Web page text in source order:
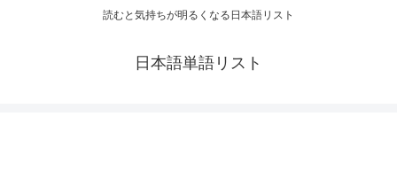
読むと気持ちが明るくなる日本語リスト
日本語単語リスト